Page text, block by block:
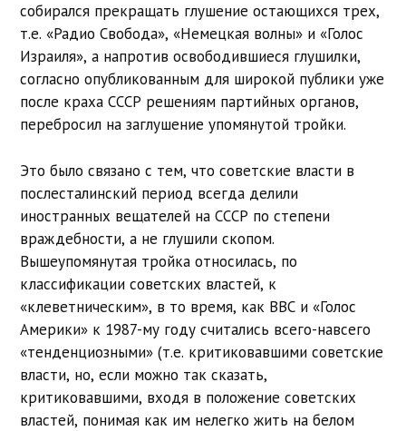
собирался прекращать глушение остающихся трех,
т.е. «Радио Свобода», «Немецкая волны» и «Голос
Израиля», а напротив освободившиеся глушилки,
согласно опубликованным для широкой публики уже
после краха СССР решениям партийных органов,
перебросил на заглушение упомянутой тройки.
Это было связано с тем, что советские власти в
послесталинский период всегда делили
иностранных вещателей на СССР по степени
враждебности, а не глушили скопом.
Вышеупомянутая тройка относилась, по
классификации советских властей, к
«клеветническим», в то время, как BBC и «Голос
Америки» к 1987-му году считались всего-навсего
«тенденциозными» (т.е. критиковавшими советские
власти, но, если можно так сказать,
критиковавшими, входя в положение советских
властей, понимая как им нелегко жить на белом